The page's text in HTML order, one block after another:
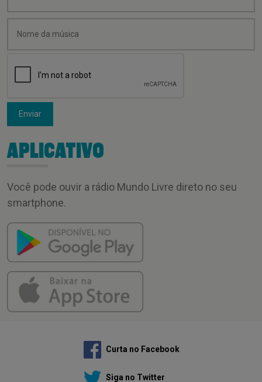
Enviar
APLICATIVO
Você pode ouvir a rádio Mundo Livre direto no seu
smartphone.
Curta no Facebook
Siga no Twitter